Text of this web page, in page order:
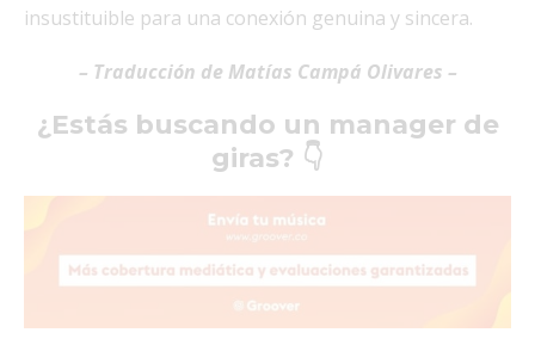
insustituible para una conexión genuina y sincera.
– Traducción de Matías Campá Olivares –
¿Estás buscando un manager de
giras? 👇